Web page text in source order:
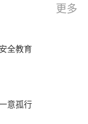
更多
全教育
意孤行